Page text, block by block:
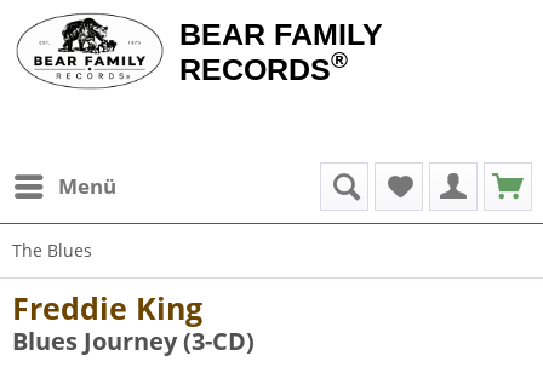
BEAR FAMILY
RECORDS®
Menü
The Blues
Freddie King
Blues Journey (3-CD)